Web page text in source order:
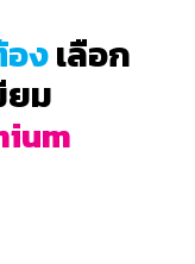
งเลือก
ยม